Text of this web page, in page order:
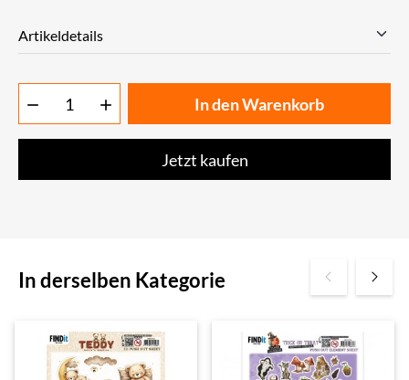
Artikeldetails
  In den Warenkorb
Jetzt kaufen
In derselben Kategorie